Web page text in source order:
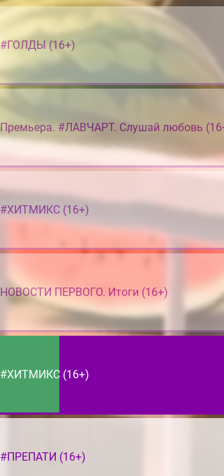
#ГОЛДЫ (16+)
Премьера. #ЛАВЧАРТ. Слушай любовь
#ХИТМИКС (16+)
НОВОСТИ ПЕРВОГО. Итоги (16+)
#ХИТМИКС (16+)
#ПРЕПАТИ (16+)